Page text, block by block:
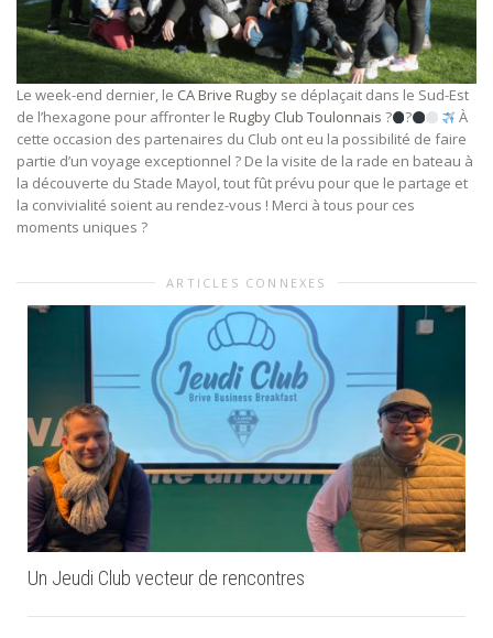
Le week-end dernier, le CA Brive Rugby se déplaçait dans le Sud-Est
de l’hexagone pour affronter le Rugby Club Toulonnais ? ?
À
cette occasion des partenaires du Club ont eu la possibilité de faire
partie d’un voyage exceptionnel ? De la visite de la rade en bateau à
la découverte du Stade Mayol, tout fût prévu pour que le partage et
la convivialité soient au rendez-vous ! Merci à tous pour ces
moments uniques ?
ARTICLES CONNEXES
Un Jeudi Club vecteur de rencontres